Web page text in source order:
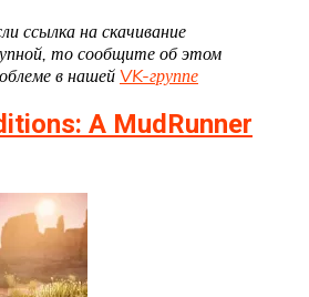
ссылка на скачивание
то сообщите об этом
в нашей VK-группе
A MudRunner